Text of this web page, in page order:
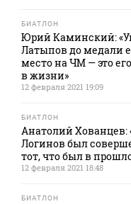
БИАТЛОН
Юрий Каминский:
Латыпов до медали
место на ЧМ — это
в жизни»
12 февраля 2021 19:09
БИАТЛОН
Анатолий Хованцев:
Логинов был
тот, что был в
12 февраля 2021 18:48
БИАТЛОН